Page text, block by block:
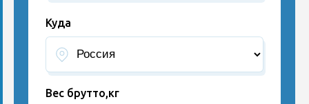
Куда
Вес брутто,кг